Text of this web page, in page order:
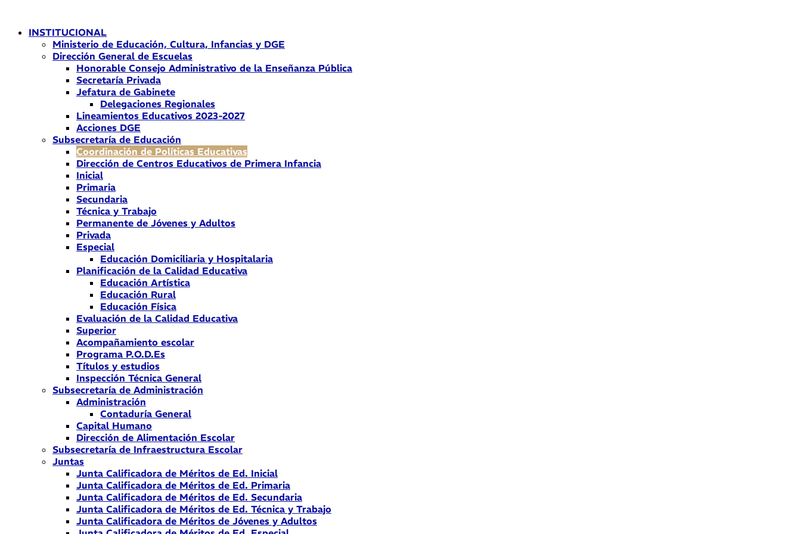
contenidoINSTITUCIONAL
Ministerio de Educación, Cultura, Infancias y DGE
Dirección General de Escuelas
Honorable Consejo Administrativo de la Enseñanza Pública
Secretaría Privada
Jefatura de Gabinete
Delegaciones Regionales
Lineamientos Educativos 2023-2027
Acciones DGE
Subsecretaría de Educación
Coordinación de Políticas Educativas
Dirección de Centros Educativos de Primera Infancia
Inicial
Primaria
Secundaria
Técnica y Trabajo
Permanente de Jóvenes y Adultos
Privada
Especial
Educación Domiciliaria y Hospitalaria
Planificación de la Calidad Educativa
Educación Artística
Educación Rural
Educación Física
Evaluación de la Calidad Educativa
Superior
Acompañamiento escolar
Programa P.O.D.Es
Títulos y estudios
Inspección Técnica General
Subsecretaría de Administración
Administración
Contaduría General
Capital Humano
Dirección de Alimentación Escolar
Subsecretaría de Infraestructura Escolar
Juntas
Junta Calificadora de Méritos de Ed. Inicial
Junta Calificadora de Méritos de Ed. Primaria
Junta Calificadora de Méritos de Ed. Secundaria
Junta Calificadora de Méritos de Ed. Técnica y Trabajo
Junta Calificadora de Méritos de Jóvenes y Adultos